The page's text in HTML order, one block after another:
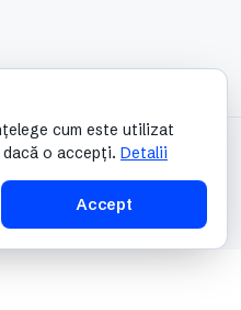
cum este utilizat
o accepți. Detalii
Accept